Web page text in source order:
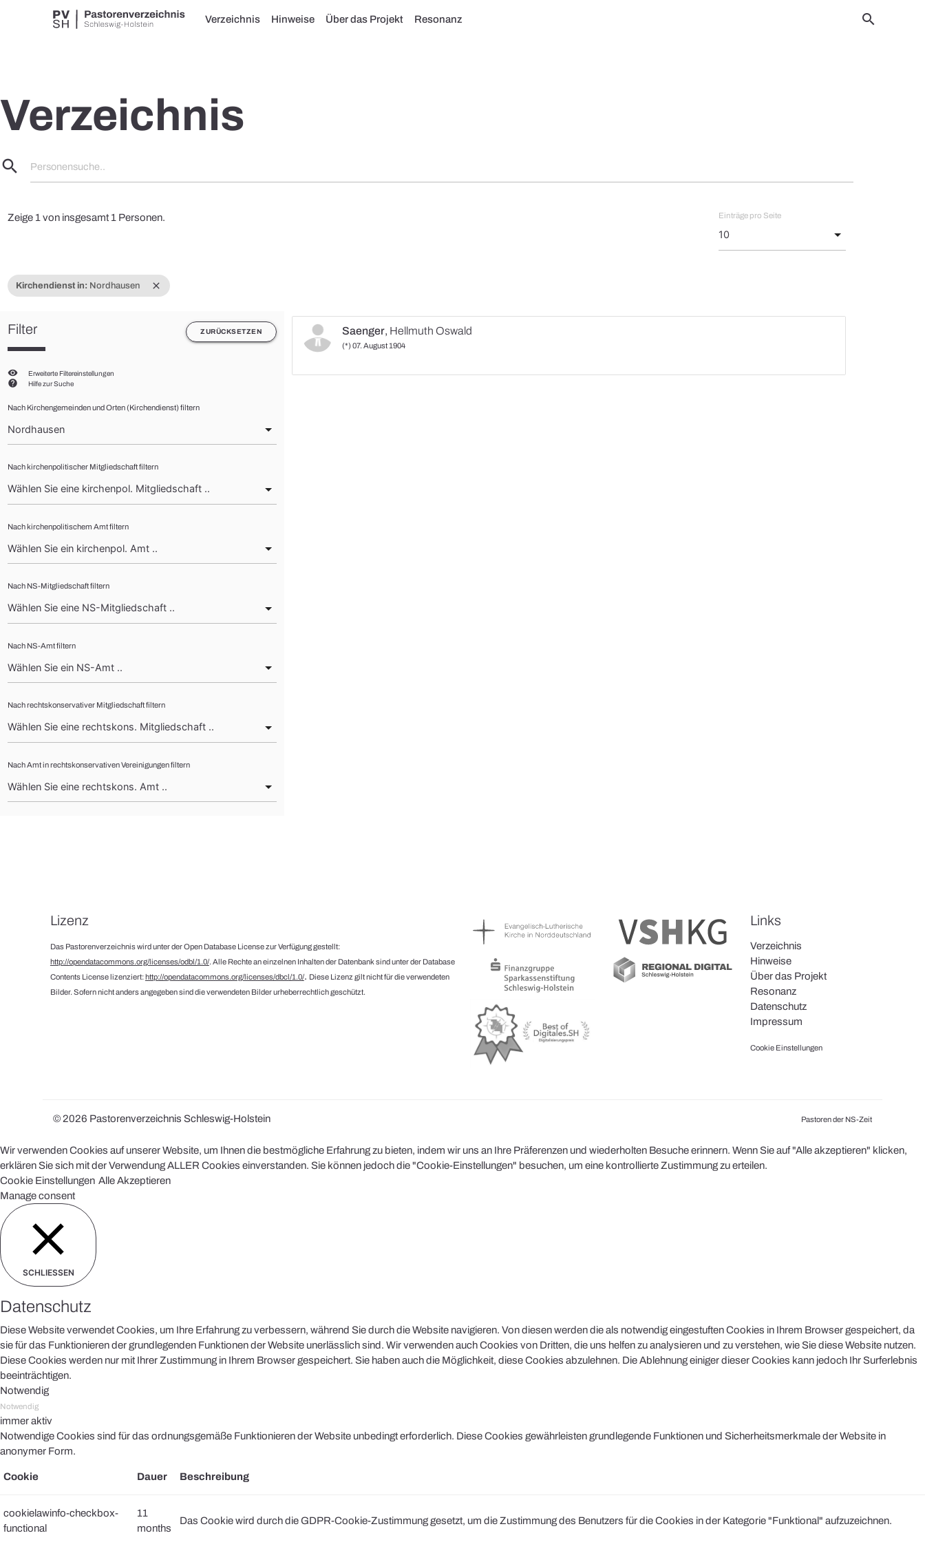
search
Verzeichnis Hinweise Über das Projekt Resonanz
Verzeichnis
search Personensuche..
Zeige 1 von insgesamt 1 Personen. Einträge pro Seite
close
Kirchendienst in: Nordhausen
ZURÜCKSETZEN
Filter
visibility Erweiterte Filtereinstellungen
help Hilfe zur Suche
Nach Kirchengemeinden und Orten (Kirchendienst) filtern
Nach kirchenpolitischer Mitgliedschaft filtern
Nach kirchenpolitischem Amt filtern
Nach NS-Mitgliedschaft filtern
Nach NS-Amt filtern
Nach rechtskonservativer Mitgliedschaft filtern
Nach Amt in rechtskonservativen Vereinigungen filtern
Saenger, Hellmuth Oswald
(*) 07. August 1904
Lizenz
Das Pastorenverzeichnis wird unter der Open Database License zur Verfügung gestellt:
http://opendatacommons.org/licenses/odbl/1.0/. Alle Rechte an einzelnen Inhalten der Datenbank sind unter der Database
Contents License lizenziert:http://opendatacommons.org/licenses/dbcl/1.0/. Diese Lizenz gilt nicht für die verwendeten
Bilder. Sofern nicht anders angegeben sind die verwendeten Bilder urheberrechtlich geschützt.
Links
Verzeichnis
Hinweise
Über das Projekt
Resonanz
Datenschutz
Impressum
Cookie Einstellungen
© 2026 Pastorenverzeichnis Schleswig-Holstein Pastoren der NS-Zeit
Wir verwenden Cookies auf unserer Website, um Ihnen die bestmögliche Erfahrung zu bieten, indem wir uns an Ihre Präferenzen und wiederholten Besuche erinnern. Wenn Sie auf "Alle akzeptieren" klicken,
erklären Sie sich mit der Verwendung ALLER Cookies einverstanden. Sie können jedoch die "Cookie-Einstellungen" besuchen, um eine kontrollierte Zustimmung zu erteilen.
Cookie Einstellungen Alle Akzeptieren
Manage consent
SCHLIESSEN
Datenschutz
Diese Website verwendet Cookies, um Ihre Erfahrung zu verbessern, während Sie durch die Website navigieren. Von diesen werden die als notwendig eingestuften Cookies in Ihrem Browser gespeichert, da
sie für das Funktionieren der grundlegenden Funktionen der Website unerlässlich sind. Wir verwenden auch Cookies von Dritten, die uns helfen zu analysieren und zu verstehen, wie Sie diese Website nutzen.
Diese Cookies werden nur mit Ihrer Zustimmung in Ihrem Browser gespeichert. Sie haben auch die Möglichkeit, diese Cookies abzulehnen. Die Ablehnung einiger dieser Cookies kann jedoch Ihr Surferlebnis
beeinträchtigen.
Notwendig
Notwendig
immer aktiv
Notwendige Cookies sind für das ordnungsgemäße Funktionieren der Website unbedingt erforderlich. Diese Cookies gewährleisten grundlegende Funktionen und Sicherheitsmerkmale der Website in
anonymer Form.
Cookie Dauer Beschreibung
cookielawinfo-checkbox-
functional
11
months
Das Cookie wird durch die GDPR-Cookie-Zustimmung gesetzt, um die Zustimmung des Benutzers für die Cookies in der Kategorie "Funktional" aufzuzeichnen.